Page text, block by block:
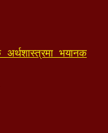
भयानक